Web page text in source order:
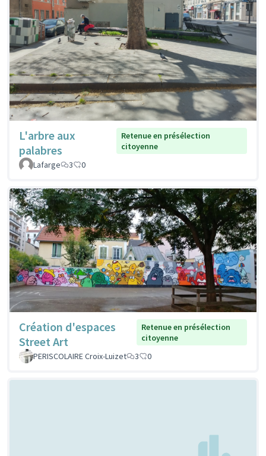
L'arbre aux
palabres
Retenue en présélection
citoyenne
Lafarge
3 0
Création d'espaces
Street Art
Retenue en présélection
citoyenne
PERISCOLAIRE Croix-Luizet
3 0